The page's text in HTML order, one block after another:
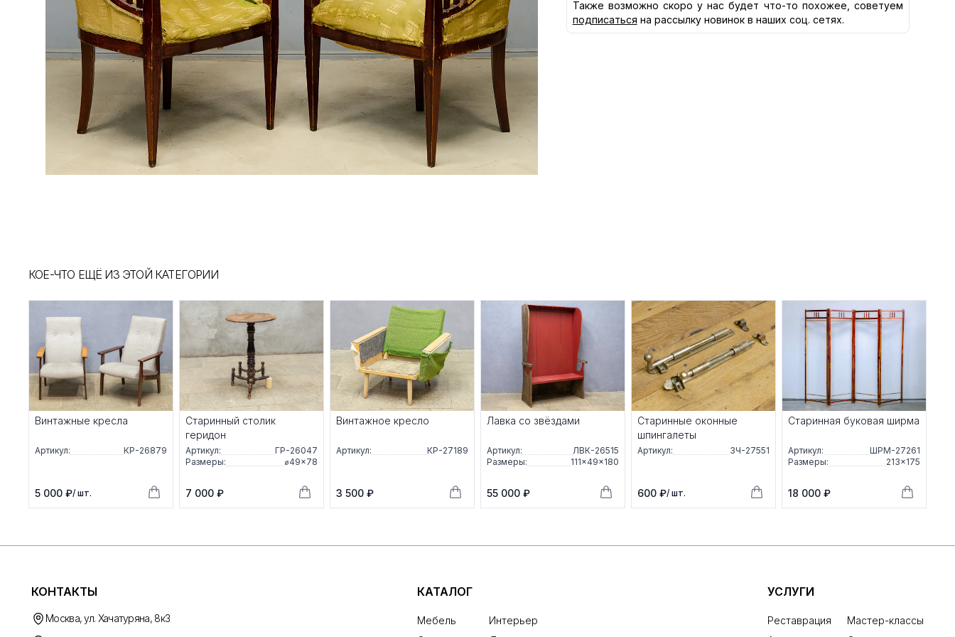
Также возможно скоро у нас будет что-то похожее, советуем
подписаться на рассылку новинок в наших соц. сетях.
КОЕ-ЧТО ЕЩЁ ИЗ ЭТОЙ КАТЕГОРИИ
Винтажные кресла
Артикул: КР-26879
5 000 ₽/ шт.
Старинный столик
геридон
Артикул:
ГР-26047
Размеры:
⌀49×78
7 000 ₽
Винтажное кресло
Артикул: КР-27189
3 500 ₽
Лавка со звёздами
Артикул:
ЛВК-26515
Размеры:
111×49×180
55 000 ₽
Старинные оконные
шпингалеты
Артикул: ЗЧ-27551
600 ₽/ шт.
Старинная буковая ширма
Артикул:
ШРМ-27261
Размеры:
213×175
18 000 ₽
КОНТАКТЫ
Москва, ул. Хачатуряна, 8к3
КАТАЛОГ
Мебель
Интерьер
УСЛУГИ
Реставрация
Мастер-классы